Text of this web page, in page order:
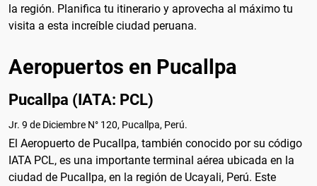
la región. Planifica tu itinerario y aprovecha al máximo tu
visita a esta increíble ciudad peruana.
Aeropuertos en Pucallpa
Pucallpa (IATA: PCL)
Jr. 9 de Diciembre N° 120, Pucallpa, Perú.
El Aeropuerto de Pucallpa, también conocido por su código
IATA PCL, es una importante terminal aérea ubicada en la
ciudad de Pucallpa, en la región de Ucayali, Perú. Este